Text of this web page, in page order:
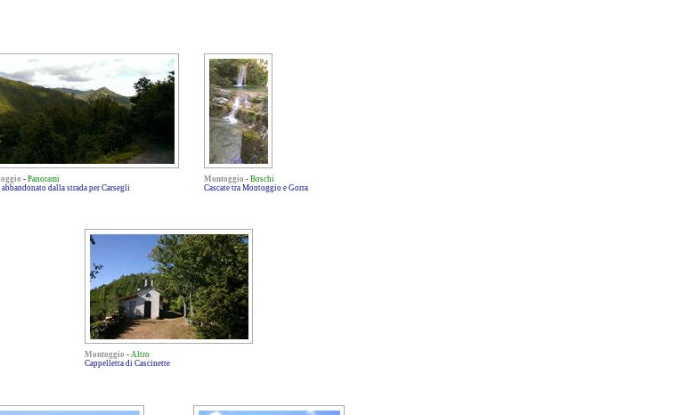
- Panorami
abbandonato dalla strada per Carsegli
Montoggio - Boschi
Cascate tra Montoggio e Gorra
Montoggio - Altro
Cappelletta di Cascinette